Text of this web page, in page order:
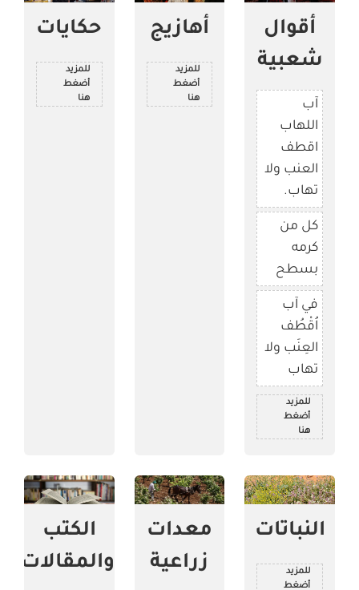
أقوال
شعبية
آب
اللهاب
اقطف
العنب ولا
تهاب.
كل من
كرمه
بسطح
في آب
اُقْطُف
العِنَب ولا
تهاب
للمزيد
أضغط
هنا
أهازيج
للمزيد
أضغط
هنا
حكايات
للمزيد
أضغط
هنا
النباتات
للمزيد
أضغط
معدات
زراعية
الكتب
والمقالات